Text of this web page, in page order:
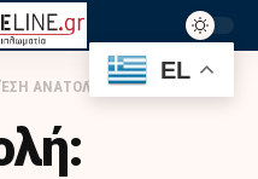
ΑΝΑΤΟΛΉ: ΑΝΤΙΜΈΤΩΠΕΣ ΜΕ ΠΟΛΛΑΠΛΆ ΠΙΘΑΝΆ ΜΈΤΩΠΑ ΟΙ ΙΣΡΑΗΛΙΝΈΣ ΔΥΝΆΜΕΙΣ
EL